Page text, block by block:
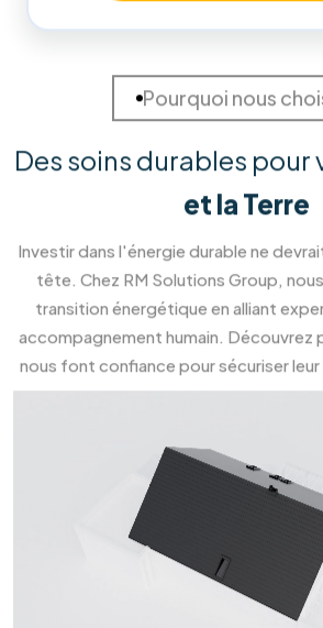
98%
Prendre rendez-